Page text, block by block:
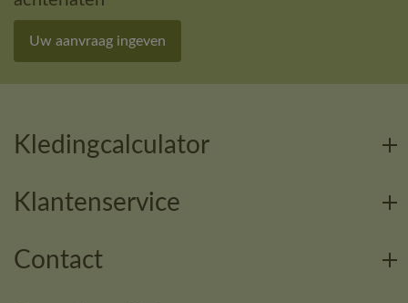
Uw aanvraag ingeven
Kledingcalculator
Klantenservice
Contact